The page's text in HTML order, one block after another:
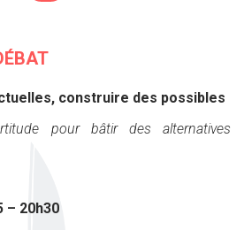
construire des possibles
pour bâtir des alternatives
– 20h30